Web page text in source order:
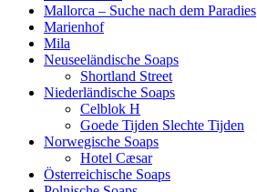
Mallorca – Suche nach dem Paradies
Marienhof
Mila
Neuseeländische Soaps
Shortland Street
Niederländische Soaps
Celblok H
Goede Tijden Slechte Tijden
Norwegische Soaps
Hotel Cæsar
Österreichische Soaps